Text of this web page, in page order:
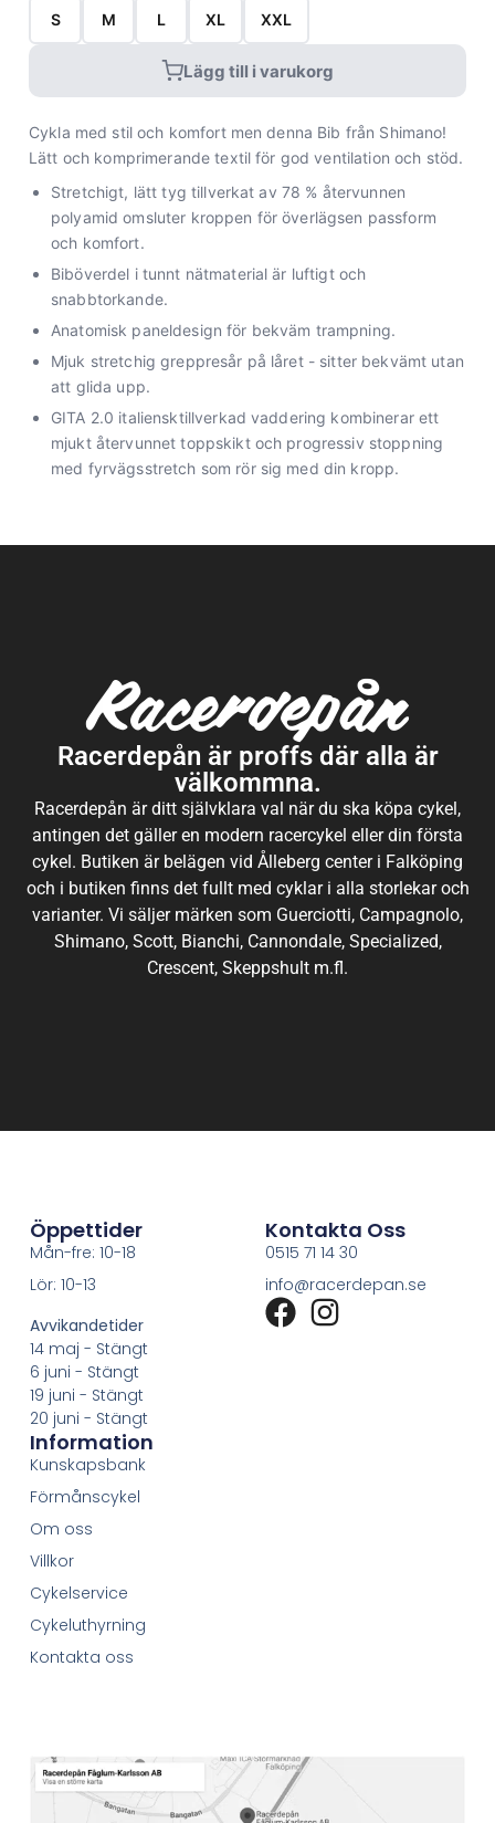
S M L XL XXL
Lägg till i varukorg
Cykla med stil och komfort men denna Bib från Shimano!
Lätt och komprimerande textil för god ventilation och stöd.
Stretchigt, lätt tyg tillverkat av 78 % återvunnen
polyamid omsluter kroppen för överlägsen passform
och komfort.
Biböverdel i tunnt nätmaterial är luftigt och
snabbtorkande.
Anatomisk paneldesign för bekväm trampning.
Mjuk stretchig greppresår på låret - sitter bekvämt utan
att glida upp.
GITA 2.0 italiensktillverkad vaddering kombinerar ett
mjukt återvunnet toppskikt och progressiv stoppning
med fyrvägsstretch som rör sig med din kropp.
Racerdepån är proffs där alla är
välkommna.
Racerdepån är ditt självklara val när du ska köpa cykel,
antingen det gäller en modern racercykel eller din första
cykel. Butiken är belägen vid Ålleberg center i Falköping
och i butiken finns det fullt med cyklar i alla storlekar och
varianter. Vi säljer märken som Guerciotti, Campagnolo,
Shimano, Scott, Bianchi, Cannondale, Specialized,
Crescent, Skeppshult m.fl.
Öppettider
Mån-fre: 10-18
Lör: 10-13
Avvikandetider
14 maj - Stängt
6 juni - Stängt
19 juni - Stängt
20 juni - Stängt
Kontakta Oss
0515 71 14 30
info@racerdepan.se
Information
Kunskapsbank
Förmånscykel
Om oss
Villkor
Cykelservice
Cykeluthyrning
Kontakta oss